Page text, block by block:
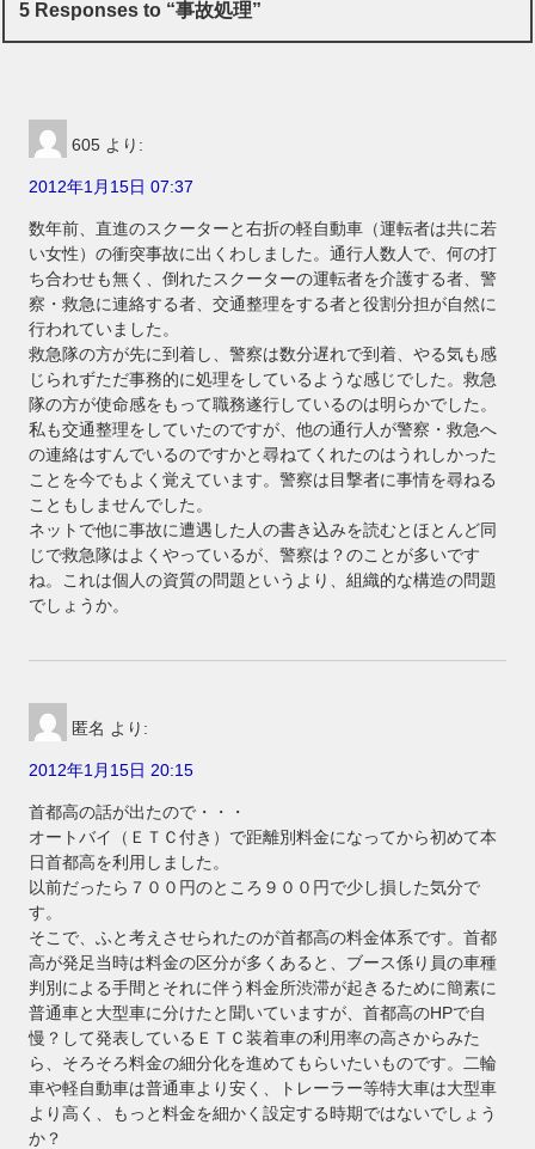
5 Responses to “事故処理”
605 より:
2012年1月15日 07:37
数年前、直進のスクーターと右折の軽自動車（運転者は共に若
い女性）の衝突事故に出くわしました。通行人数人で、何の打
ち合わせも無く、倒れたスクーターの運転者を介護する者、警
察・救急に連絡する者、交通整理をする者と役割分担が自然に
行われていました。
救急隊の方が先に到着し、警察は数分遅れで到着、やる気も感
じられずただ事務的に処理をしているような感じでした。救急
隊の方が使命感をもって職務遂行しているのは明らかでした。
私も交通整理をしていたのですが、他の通行人が警察・救急へ
の連絡はすんでいるのですかと尋ねてくれたのはうれしかった
ことを今でもよく覚えています。警察は目撃者に事情を尋ねる
こともしませんでした。
ネットで他に事故に遭遇した人の書き込みを読むとほとんど同
じで救急隊はよくやっているが、警察は？のことが多いです
ね。これは個人の資質の問題というより、組織的な構造の問題
でしょうか。
匿名 より:
2012年1月15日 20:15
首都高の話が出たので・・・
オートバイ（ＥＴＣ付き）で距離別料金になってから初めて本
日首都高を利用しました。
以前だったら７００円のところ９００円で少し損した気分で
す。
そこで、ふと考えさせられたのが首都高の料金体系です。首都
高が発足当時は料金の区分が多くあると、ブース係り員の車種
判別による手間とそれに伴う料金所渋滞が起きるために簡素に
普通車と大型車に分けたと聞いていますが、首都高のHPで自
慢？して発表しているＥＴＣ装着車の利用率の高さからみた
ら、そろそろ料金の細分化を進めてもらいたいものです。二輪
車や軽自動車は普通車より安く、トレーラー等特大車は大型車
より高く、もっと料金を細かく設定する時期ではないでしょう
か？